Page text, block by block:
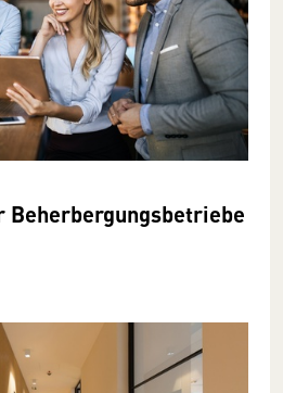
Beherbergungs­betriebe